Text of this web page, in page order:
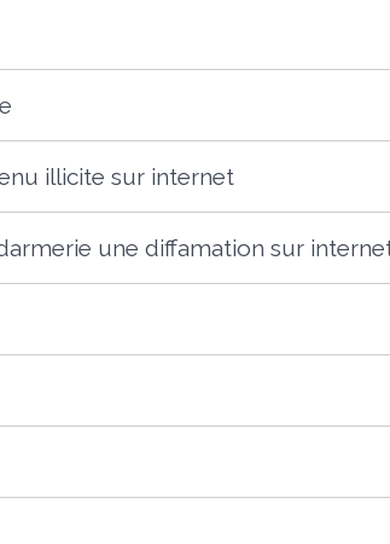
illicite sur internet
une diffamation sur